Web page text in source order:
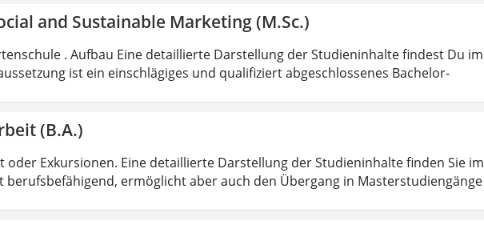
and Sustainable Marketing (M.Sc.)
. Aufbau Eine detaillierte Darstellung der Studieninhalte findest Du im
ist ein einschlägiges und qualifiziert abgeschlossenes Bachelor-
(B.A.)
oder Exkursionen. Eine detaillierte Darstellung der Studieninhalte finden Sie im
berufsbefähigend, ermöglicht aber auch den Übergang in Masterstudiengänge